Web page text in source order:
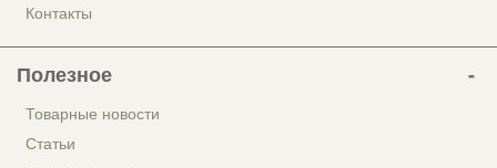
Контакты
Полезное
Товарные новости
Статьи